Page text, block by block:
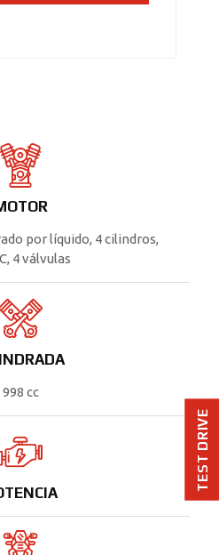
por líquido, 4 cilindros,
4 válvulas
998 cc
TEST DRIVE